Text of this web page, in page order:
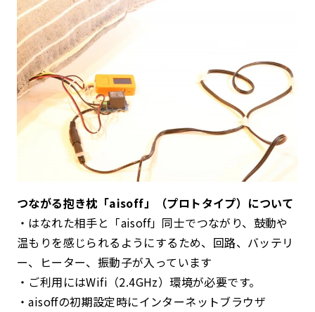
つながる抱き枕「aisoff」（プロトタイプ）について
・はなれた相手と「aisoff」同士でつながり、鼓動や
温もりを感じられるようにするため、回路、バッテリ
ー、ヒーター、振動子が入っています
・ご利用にはWifi（2.4GHz）環境が必要です。
・aisoffの初期設定時にインターネットブラウザ